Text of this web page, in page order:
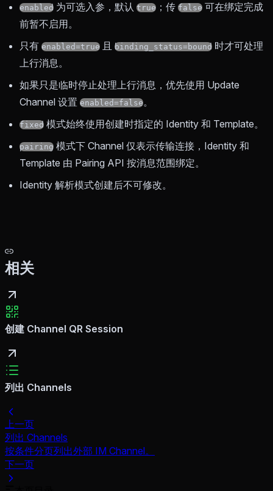
enabled 为可选入参，默认 true ；传 false 可在绑定完成
前暂不启用。
只有 enabled=true 且 binding_status=bound 时才可处理
上行消息。
如果只是临时停止处理上行消息，优先使用 Update
Channel 设置 enabled=false。
fixed 模式始终使用创建时指定的 Identity 和 Template。
pairing 模式下 Channel 仅表示传输连接，Identity 和
Template 由 Pairing API 按消息范围绑定。
Identity 解析模式创建后不可修改。
相关
创建 Channel QR Session
列出 Channels
上一页
列出 Channels
按条件分页列出外部 IM Channel。
下一页